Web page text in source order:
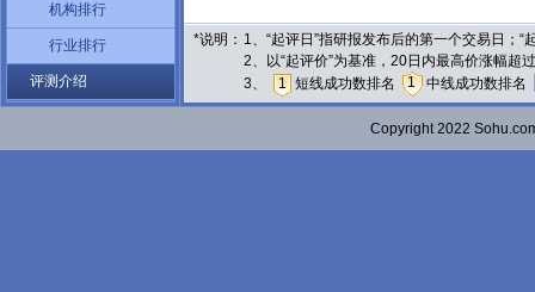
机构排行
行业排行
评测介绍
*说明： 1、“起评日”指研报发布后的第一个交易日；
2、以“起评价”为基准，20日内最高价涨幅
3、
1 短线成功数排名 1 中线成功数排名
Copyright 2022